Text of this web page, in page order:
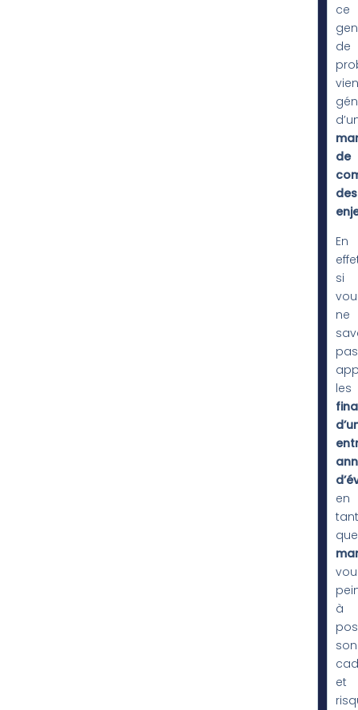
ce
de
de
des
En
si
ne
pas
les
en
tant
que
à
son
et